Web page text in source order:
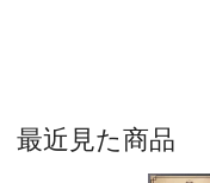
最近見た商品